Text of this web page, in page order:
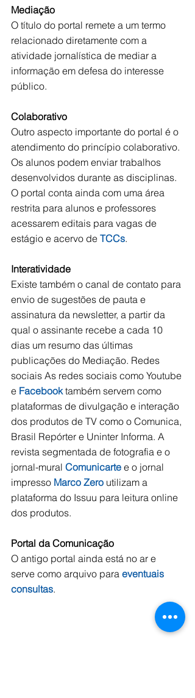
Mediação
O título do portal remete a um termo
relacionado diretamente com a
atividade jornalística de mediar a
informação em defesa do interesse
público.
Colaborativo
Outro aspecto importante do portal é o
atendimento do princípio colaborativo.
Os alunos podem enviar trabalhos
desenvolvidos durante as disciplinas.
O portal conta ainda com uma área
restrita para alunos e professores
acessarem editais para vagas de
estágio e acervo de TCCs.
Interatividade
Existe também o canal de contato para
envio de sugestões de pauta e
assinatura da newsletter, a partir da
qual o assinante recebe a cada 10
dias um resumo das últimas
publicações do Mediação. Redes
sociais As redes sociais como Youtube
e Facebook também servem como
plataformas de divulgação e interação
dos produtos de TV como o Comunica,
Brasil Repórter e Uninter Informa. A
revista segmentada de fotografia e o
jornal-mural Comunicarte e o jornal
impresso Marco Zero utilizam a
plataforma do Issuu para leitura online
dos produtos.
Portal da Comunicação
O antigo portal ainda está no ar e
serve como arquivo para eventuais
consultas.